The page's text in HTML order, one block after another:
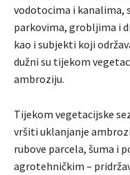
vodotocima i kanalima,
parkovima, grobljima i
kao i subjekti koji
dužni su tijekom
ambroziju.
Tijekom vegetacijske
vršiti uklanjanje
rubove parcela, šuma i
agrotehničkim –